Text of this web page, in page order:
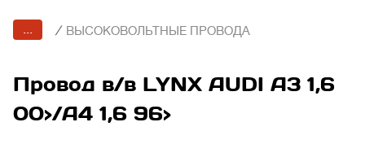
... / ВЫСОКОВОЛЬТНЫЕ ПРОВОДА
Провод в/в LYNX AUDI A3 1,6
00>/A4 1,6 96>